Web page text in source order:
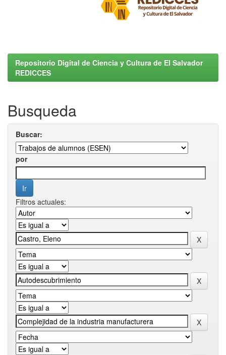
Repositorio Digital de Ciencia y Cultura de El Salvador
REDICCES
Busqueda
Buscar:
por
Filtros actuales: